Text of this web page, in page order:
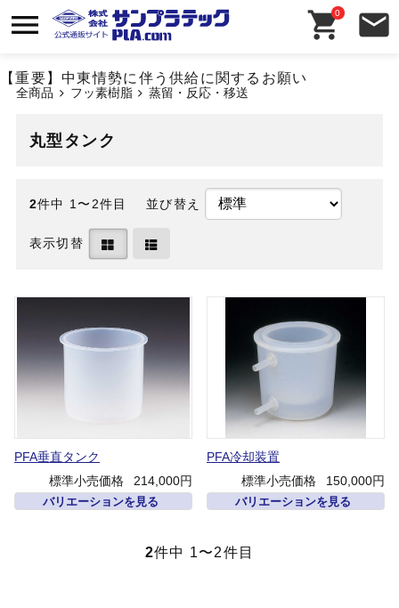
【重要】中東情勢に伴う供給に関するお願い
0
全商品 フッ素樹脂 蒸留・反応・移送
丸型タンク
2件中 1〜2件目 並び替え
表示切替
PFA垂直タンク
標準小売価格
214,000円
バリエーションを見る
PFA冷却装置
標準小売価格
150,000円
バリエーションを見る
2件中 1〜2件目